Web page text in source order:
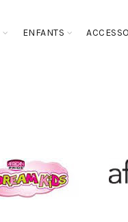
ENFANTS